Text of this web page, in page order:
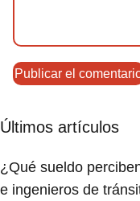
Últimos artículos
¿Qué sueldo
e ingenieros de